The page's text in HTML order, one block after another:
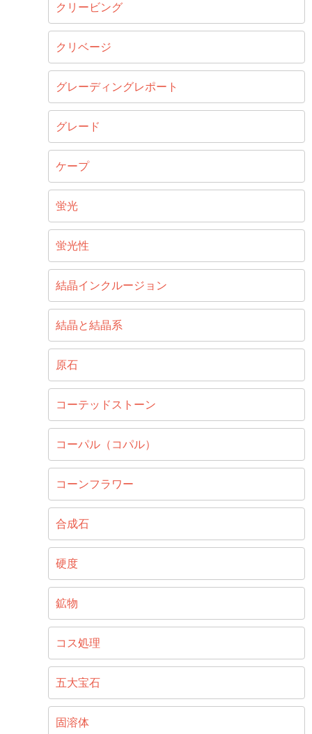
クリービング
クリベージ
グレーディングレポート
グレード
ケープ
蛍光
蛍光性
結晶インクルージョン
結晶と結晶系
原石
コーテッドストーン
コーパル（コパル）
コーンフラワー
合成石
硬度
鉱物
コス処理
五大宝石
固溶体